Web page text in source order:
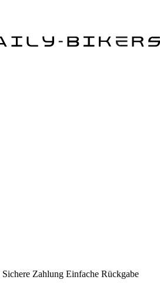
Sichere Zahlung Einfache Rückgabe